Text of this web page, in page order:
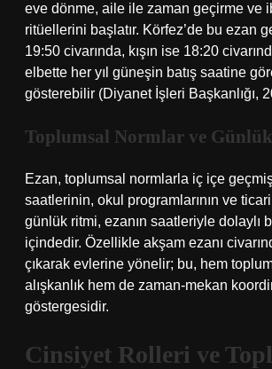
eve dönme, aile ile zaman geçirme ve
ritüellerini başlatır. Körfez’de bu ezan
19:50 civarında, kışın ise 18:20
elbette her yıl güneşin batış saatine
gösterebilir (Diyanet İşleri Başkanlığı,
Toplumsal Normlar ve
Ezan, toplumsal normlarla iç içe
saatlerinin, okul programlarının ve
günlük ritmi, ezanın saatleriyle dolaylı
içindedir. Özellikle akşam ezanı
çıkarak evlerine yönelir; bu, hem
alışkanlık hem de zaman-mekan
göstergesidir.
Cinsiyet Rolleri ve